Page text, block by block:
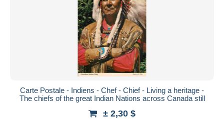
Carte Postale - Indiens - Chef - Chief - Living a heritage -
The chiefs of the great Indian Nations across Canada still
± 2,30 $